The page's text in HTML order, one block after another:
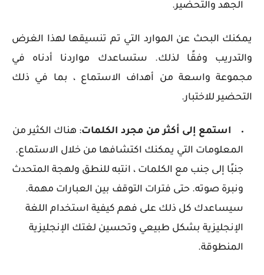
الجهد والتحضير.
يمكنك البحث عن الموارد التي تم تنسيقها لهذا الغرض
والتدريب وفقًا لذلك. ستساعدك مواردنا أدناه في
مجموعة واسعة من أهداف الاستماع ، بما في ذلك
التحضير للاختبار.
استمع إلى أكثر من مجرد الكلمات: هناك الكثير من
المعلومات التي يمكنك اكتشافها من خلال الاستماع.
جنبًا إلى جنب مع الكلمات ، انتبه للنطق ولهجة المتحدث
ونبرة صوته. حتى فترات التوقف بين العبارات مهمة.
سيساعدك كل ذلك على فهم كيفية استخدام اللغة
الإنجليزية بشكل طبيعي وتحسين لغتك الإنجليزية
المنطوقة.